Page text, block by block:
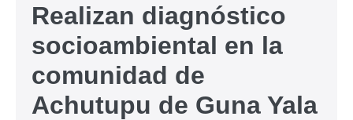
Realizan diagnóstico
socioambiental en la
comunidad de
Achutupu de Guna Yala